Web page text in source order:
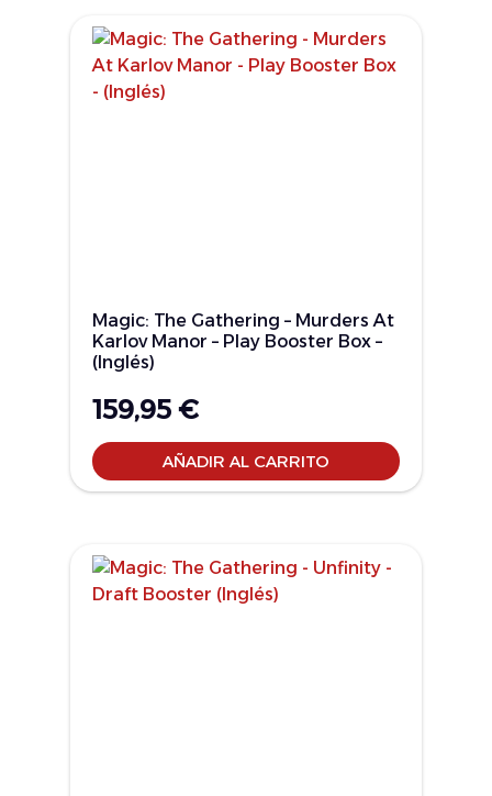
Magic: The Gathering – Murders At
Karlov Manor – Play Booster Box –
(Inglés)
159,95 €
AÑADIR AL CARRITO